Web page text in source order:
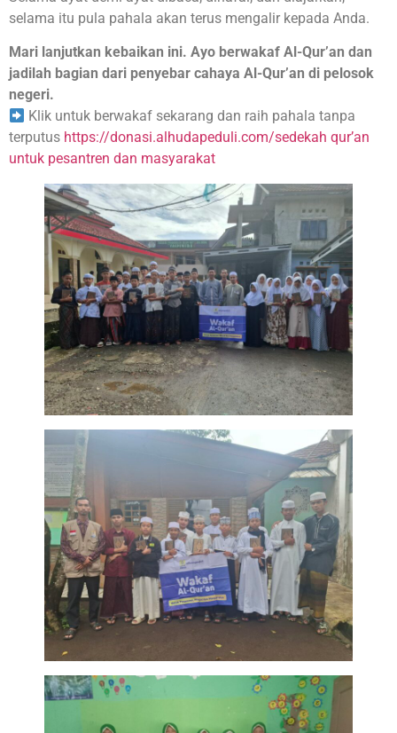
selama itu pula pahala akan terus mengalir kepada Anda.
Mari lanjutkan kebaikan ini. Ayo berwakaf Al-Qur’an dan
jadilah bagian dari penyebar cahaya Al-Qur’an di pelosok
negeri.
Klik untuk berwakaf sekarang dan raih pahala tanpa
terputus https://donasi.alhudapeduli.com/sedekah qur’an
untuk pesantren dan masyarakat